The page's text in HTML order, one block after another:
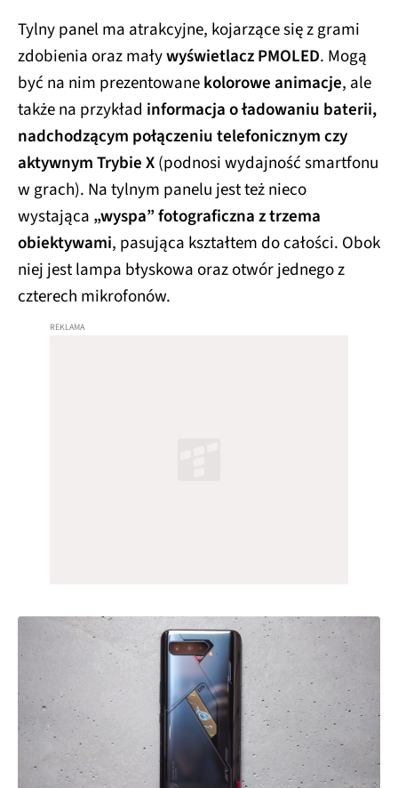
Tylny panel ma atrakcyjne, kojarzące się z grami
zdobienia oraz maływyświetlacz PMOLED. Mogą
być na nim prezentowanekolorowe animacje, ale
także na przykład informacja o ładowaniu baterii,
nadchodzącym połączeniu telefonicznym czy
aktywnym Trybie X(podnosi wydajność smartfonu
w grach). Na tylnym panelu jest też nieco
wystająca „wyspa” fotograficzna z trzema
obiektywami, pasująca kształtem do całości. Obok
niej jest lampa błyskowa oraz otwór jednego z
czterech mikrofonów.